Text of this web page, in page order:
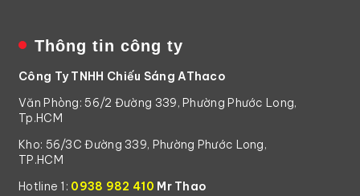
Thông tin công ty
Công Ty TNHH Chiếu Sáng AThaco
Văn Phòng: 56/2 Đường 339, Phường Phước Long,
Tp.HCM
Kho: 56/3C Đường 339, Phường Phước Long,
TP.HCM
Hotline 1: 0938 982 410 Mr Thao